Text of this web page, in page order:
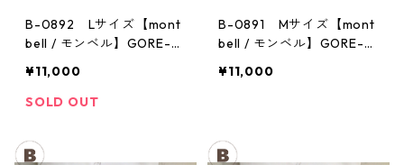
B-0892 Lサイズ【mont
bell / モンベル】GORE-T
パンツ：メンズBK
¥11,000
SOLD OUT
B-0891 Mサイズ【mont
bell / モンベル】GORE-T
パンツ：メンズBK
¥11,000